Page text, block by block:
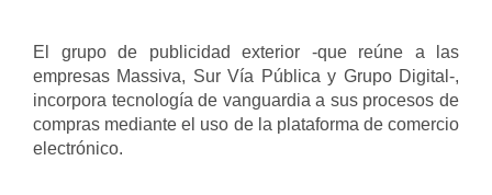
El grupo de publicidad exterior -que reúne a las
empresas Massiva, Sur Vía Pública y Grupo Digital-,
incorpora tecnología de vanguardia a sus procesos de
compras mediante el uso de la plataforma de comercio
electrónico.